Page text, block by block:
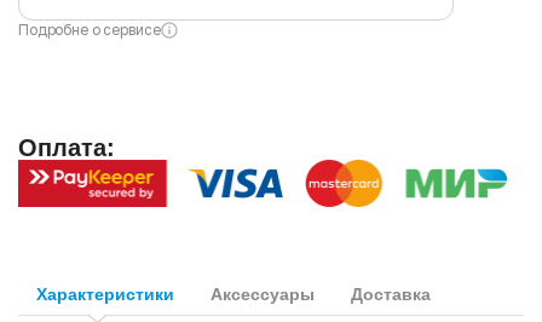
Подробне о сервисе
Оплата:
Характеристики Аксессуары Доставка